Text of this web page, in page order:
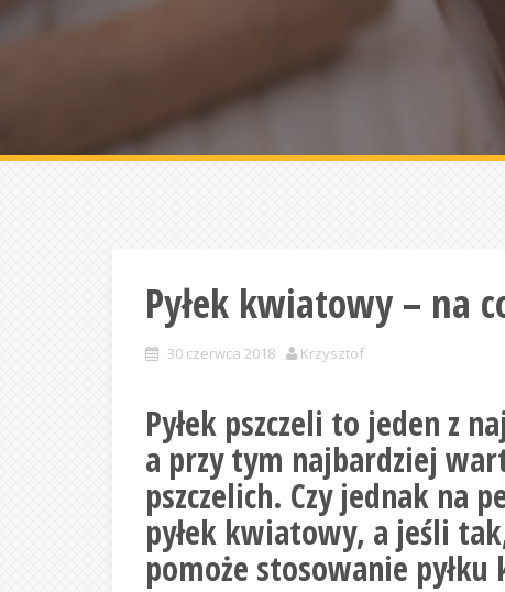
Pyłek kwiatowy – na
30 czerwca 2018 Krzysztof
Pyłek pszczeli to jeden z
a przy tym najbardziej
pszczelich. Czy jednak na
pyłek kwiatowy, a jeśli
pomoże stosowanie